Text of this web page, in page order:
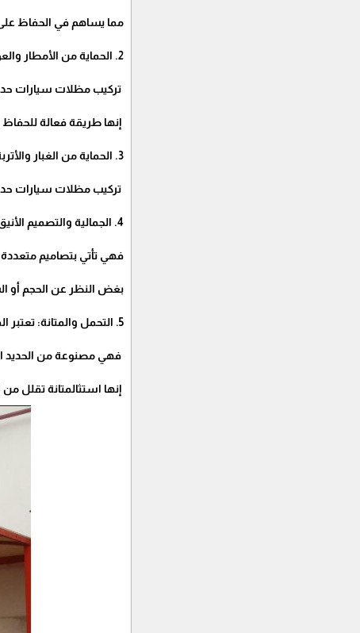
مما يساهم في الحفاظ على
2. الحماية من الأمطار والعواصف: بالإضافة إلى الحرارة الشمسية العالية، يتعرض المنطقة أحيانًا للأمطار والعواصف.
تركيب مظلات سيارات
إنها طريقة فعالة
3. الحماية من الغبار والأتربة: تعاني المدينة المنورة في بعض الأحيان من الرياح القوية التي تحمل الغبار والأتربة.
تركيب مظلات سيارات
4. الجمالية والتصميم الأنيق: تعتبر مظلات السيارات الحديدية إضافة جمالية للمدينة المنورة.
فهي تأتي بتصاميم
بغض النظر عن الحجم أو
5. التحمل والمتانة: تعتبر المظلات الحديدية من أقوى الخيارات لحماية السيارة.
فهي مصنوعة من الحديد
إنها استثالمتانة تقلل من